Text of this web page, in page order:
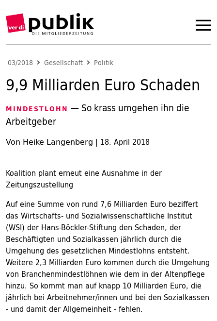
03/2018 Gesellschaft Politik
9,9 Milliarden Euro Schaden
MINDESTLOHN — So krass umgehen ihn die
Arbeitgeber
Von Heike Langenberg | 18. April 2018
Koalition plant erneut eine Ausnahme in der
Zeitungszustellung
Auf eine Summe von rund 7,6 Milliarden Euro beziffert
das Wirtschafts- und Sozialwissenschaftliche Institut
(WSI) der Hans-Böckler-Stiftung den Schaden, der
Beschäftigten und Sozialkassen jährlich durch die
Umgehung des gesetzlichen Mindestlohns entsteht.
Weitere 2,3 Milliarden Euro kommen durch die Umgehung
von Branchenmindestlöhnen wie dem in der Altenpflege
hinzu. So kommt man auf knapp 10 Milliarden Euro, die
jährlich bei Arbeitnehmer/innen und bei den Sozialkassen
- und damit der Allgemeinheit - fehlen.